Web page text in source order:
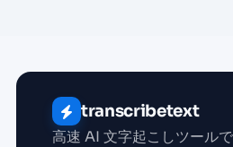
transcribetext
高速 AI 文字起こしツール